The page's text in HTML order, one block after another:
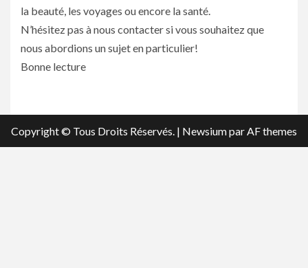
la beauté, les voyages ou encore la santé.
N’hésitez pas à nous contacter si vous souhaitez que
nous abordions un sujet en particulier!
Bonne lecture
Copyright © Tous Droits Réservés. | Newsiumpar AF themes